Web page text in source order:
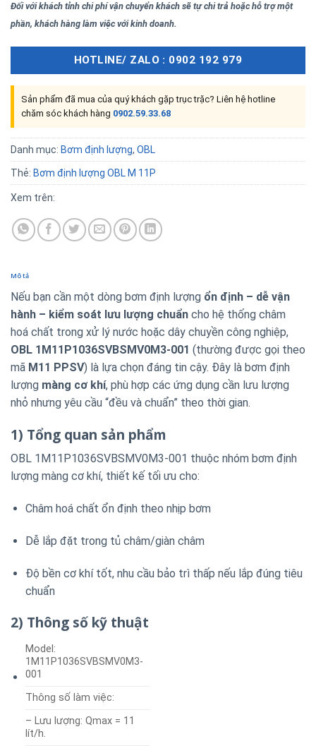
Đối với khách tỉnh chi phí vận chuyển khách sẽ tự chi trả hoặc hỗ trợ một
phần, khách hàng làm việc với kinh doanh.
HOTLINE/ ZALO : 0902 192 979
Sản phẩm đã mua của quý khách gặp trục trặc? Liên hệ hotline
chăm sóc khách hàng 0902.59.33.68
Danh mục: Bơm định lượng, OBL
Thẻ: Bơm định lượng OBL M 11P
Xem trên:
Mô tả
Nếu bạn cần một dòng bơm định lượng ổn định – dễ vận
hành – kiểm soát lưu lượng chuẩn cho hệ thống châm
hoá chất trong xử lý nước hoặc dây chuyền công nghiệp,
OBL 1M11P1036SVBSMV0M3-001 (thường được gọi theo
mã M11 PPSV) là lựa chọn đáng tin cậy. Đây là bơm định
lượng màng cơ khí, phù hợp các ứng dụng cần lưu lượng
nhỏ nhưng yêu cầu “đều và chuẩn” theo thời gian.
1) Tổng quan sản phẩm
OBL 1M11P1036SVBSMV0M3-001 thuộc nhóm bơm định
lượng màng cơ khí, thiết kế tối ưu cho:
Châm hoá chất ổn định theo nhịp bơm
Dễ lắp đặt trong tủ châm/giàn châm
Độ bền cơ khí tốt, nhu cầu bảo trì thấp nếu lắp đúng tiêu
chuẩn
2) Thông số kỹ thuật
Model:
1M11P1036SVBSMV0M3-
001
Thông số làm việc:
– Lưu lượng: Qmax = 11
lít/h.